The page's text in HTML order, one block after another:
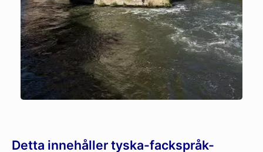
Detta innehåller tyska-fackspråk-